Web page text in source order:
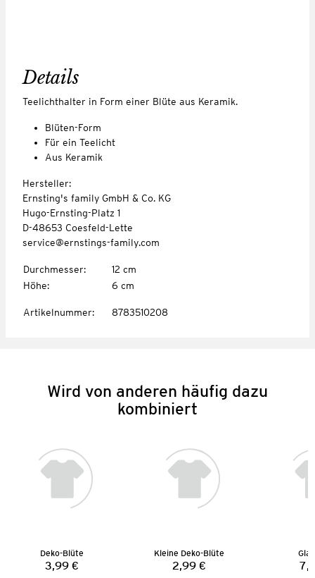
Details
Teelichthalter in Form einer Blüte aus Keramik.
Blüten-Form
Für ein Teelicht
Aus Keramik
Hersteller:
Ernsting's family GmbH & Co. KG
Hugo-Ernsting-Platz 1
D-48653 Coesfeld-Lette
service@ernstings-family.com
Durchmesser:
12 cm
Höhe: 6 cm
Artikelnummer: 8783510208
Wird von anderen häufig dazu
kombiniert
Deko-Blüte
Preis:
3,99 €
Kleine Deko-Blüte
Preis:
2,99 €